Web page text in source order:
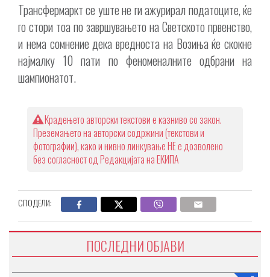
Трансфермаркт се уште не ги ажурирал податоците, ќе
го стори тоа по завршувањето на Светското првенство,
и нема сомнение дека вредноста на Возиња ќе скокне
најмалку 10 пати по феноменалните одбрани на
шампионатот.
Крадењето авторски текстови е казниво со закон.
Преземањето на авторски содржини (текстови и
фотографии), како и нивно линкување НЕ е дозволено
без согласност од Редакцијата на ЕКИПА
СПОДЕЛИ:
ПОСЛЕДНИ ОБЈАВИ